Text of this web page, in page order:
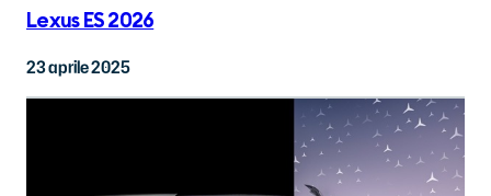
Lexus ES 2026
23 aprile 2025